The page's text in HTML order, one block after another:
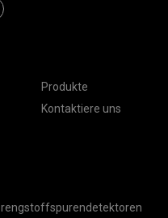
Produkte
Kontaktiere uns